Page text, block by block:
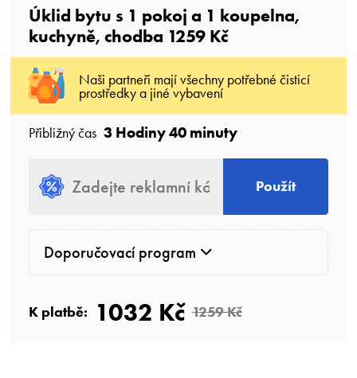
Úklid bytu s 1 pokoj a 1 koupelna,
kuchyně, chodba 1259 Kč
Naši partneři mají všechny potřebné čisticí
prostředky a jiné vybavení
Přibližný čas 3 Hodiny 40 minuty
Použít
Doporučovací program
K platbě: 1032 Kč 1259 Kč